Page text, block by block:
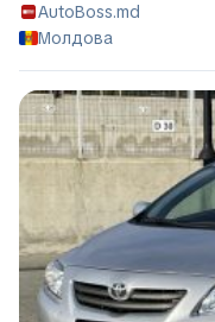
AutoBoss.md
Молдова